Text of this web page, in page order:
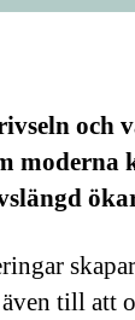
och
moderna
till att